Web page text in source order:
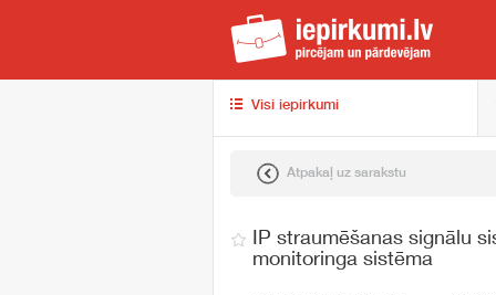
Visi iepirkumi
Atpakaļ uz sarakstu
IP straumēšanas signālu
monitoringa sistēma